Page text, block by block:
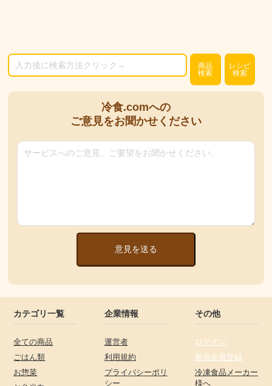
商品
検索
レシピ
検索
冷食.comへの
ご意見をお聞かせください
意見を送る
カテゴリ一覧
全ての商品
ごはん類
お惣菜
企業情報
運営者
利用規約
プライバシーポリ
シー
その他
ログイン
新規会員登録
冷凍食品メーカー
様へ